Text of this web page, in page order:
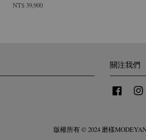
NT$ 39,900
關注我們
Facebook
版權所有 © 2024 磨樣